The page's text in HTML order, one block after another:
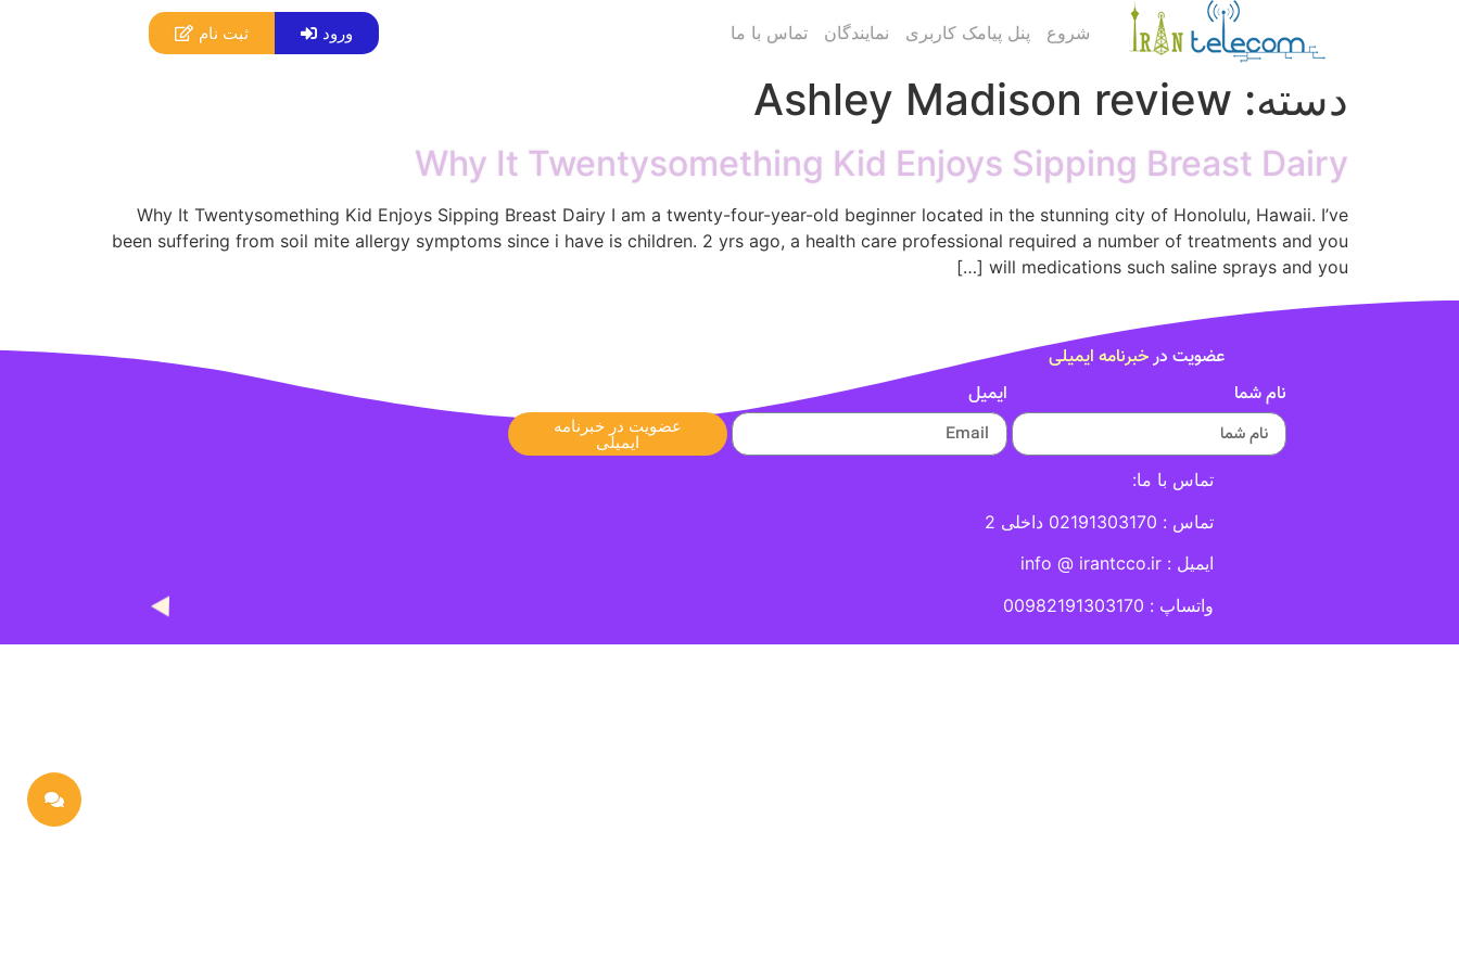
شروع پنل پیامک کاربری نمایندگان تماس با ما ورود ثبت نام
دسته: Ashley Madison review
Why It Twentysomething Kid Enjoys Sipping Breast Dairy
Why It Twentysomething Kid Enjoys Sipping Breast Dairy I am a twenty-four-year-old beginner located in the stunning city of Honolulu, Hawaii. I’ve
been suffering from soil mite allergy symptoms since i have is children. 2 yrs ago, a health care professional required a number of treatments and you
will medications such saline sprays and you […]
عضویت درخبرنامه ایمیلی
نام شما
ایمیل
عضویت در خبرنامه
ایمیلی
تماس با ما:
تماس : 02191303170 داخلی 2
ایمیل : info @ irantcco.ir
واتساپ : 00982191303170